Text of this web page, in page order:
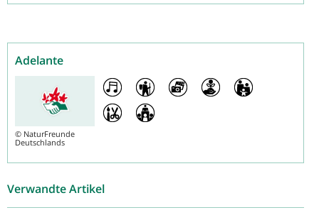
Adelante
© NaturFreunde
Deutschlands
Verwandte Artikel